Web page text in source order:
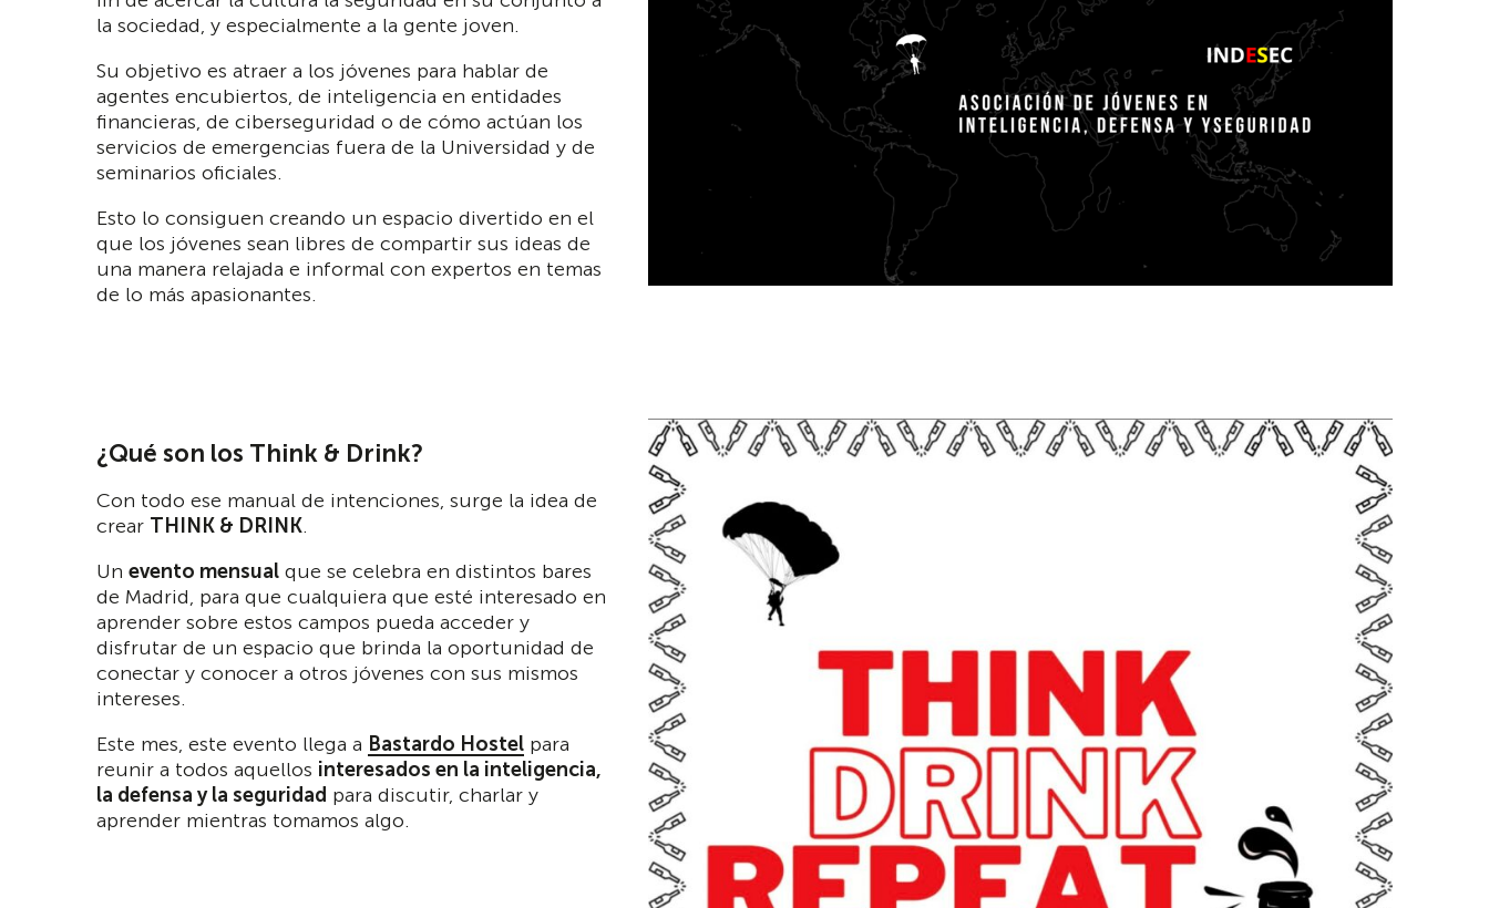
la sociedad, y especialmente a la gente joven.
Su objetivo es atraer a los jóvenes para hablar de
agentes encubiertos, de inteligencia en entidades
financieras, de ciberseguridad o de cómo actúan los
servicios de emergencias fuera de la Universidad y de
seminarios oficiales.
Esto lo consiguen creando un espacio divertido en el
que los jóvenes sean libres de compartir sus ideas de
una manera relajada e informal con expertos en temas
de lo más apasionantes.
¿Qué son los Think & Drink?
Con todo ese manual de intenciones, surge la idea de
crear THINK & DRINK.
Un evento mensual que se celebra en distintos bares
de Madrid, para que cualquiera que esté interesado en
aprender sobre estos campos pueda acceder y
disfrutar de un espacio que brinda la oportunidad de
conectar y conocer a otros jóvenes con sus mismos
intereses.
Este mes, este evento llega a Bastardo Hostel para
reunir a todos aquellos interesados en la inteligencia,
la defensa y la seguridad para discutir, charlar y
aprender mientras tomamos algo.